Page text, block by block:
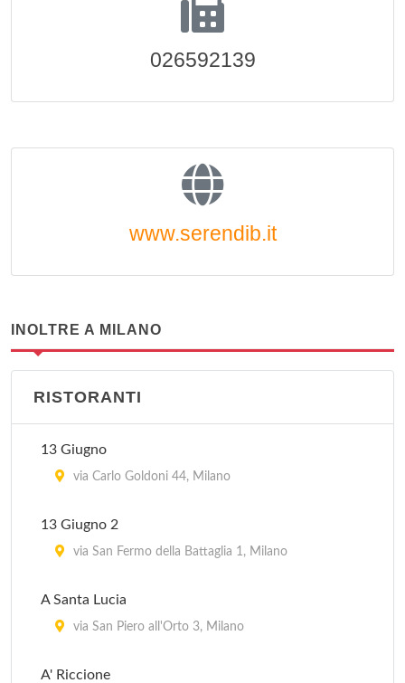
026592139
www.serendib.it
INOLTRE A MILANO
RISTORANTI
13 Giugno
via Carlo Goldoni 44, Milano
13 Giugno 2
via San Fermo della Battaglia 1, Milano
A Santa Lucia
via San Piero all'Orto 3, Milano
A' Riccione